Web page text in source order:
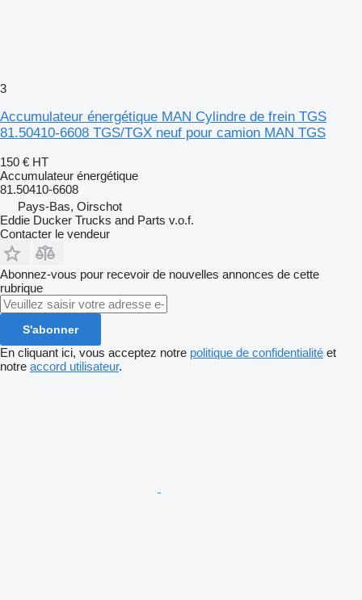
3
Accumulateur énergétique MAN Cylindre de frein TGS
81.50410-6608 TGS/TGX neuf pour camion MAN TGS
150 € HT
Accumulateur énergétique
81.50410-6608
Pays-Bas, Oirschot
Eddie Ducker Trucks and Parts v.o.f.
Contacter le vendeur
Abonnez-vous pour recevoir de nouvelles annonces de cette
rubrique
S'abonner
En cliquant ici, vous acceptez notre politique de confidentialité et
notre accord utilisateur.